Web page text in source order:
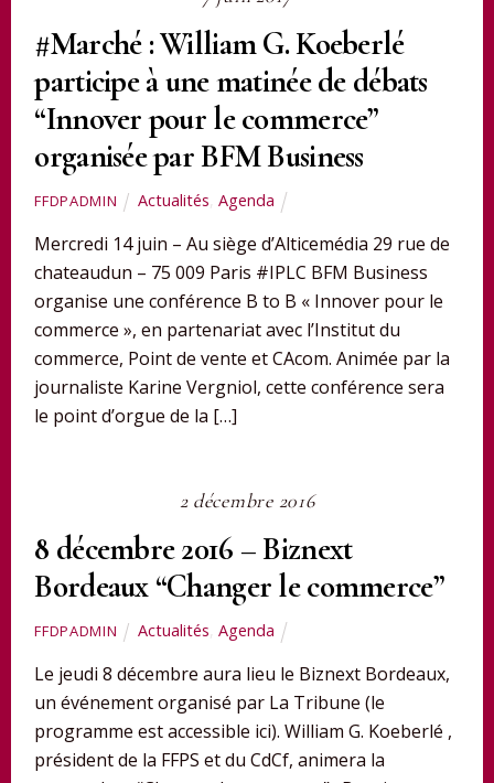
#Marché : William G. Koeberlé
participe à une matinée de débats
“Innover pour le commerce”
organisée par BFM Business
FFDPADMIN Actualités Agenda
Mercredi 14 juin – Au siège d’Alticemédia 29 rue de
chateaudun – 75 009 Paris #IPLC BFM Business
organise une conférence B to B « Innover pour le
commerce », en partenariat avec l’Institut du
commerce, Point de vente et CAcom. Animée par la
journaliste Karine Vergniol, cette conférence sera
le point d’orgue de la […]
2 décembre 2016
8 décembre 2016 – Biznext
Bordeaux “Changer le commerce”
FFDPADMIN Actualités Agenda
Le jeudi 8 décembre aura lieu le Biznext Bordeaux,
un événement organisé par La Tribune (le
programme est accessible ici). William G. Koeberlé ,
président de la FFPS et du CdCf, animera la